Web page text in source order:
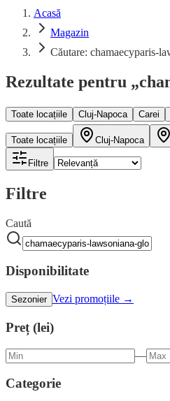
Acasă
Magazin
Căutare: chamaecyparis-
Rezultate pentru
Toate locațiile Cluj-Napoca Carei
Toate locațiile Cluj-Napoca
Filtre
Filtre
Caută
Disponibilitate
Sezonier Vezi promoțiile →
Preț (lei)
—
Categorie